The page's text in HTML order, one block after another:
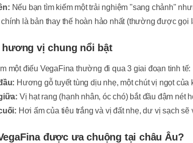
Nếu bạn tìm kiếm một trải nghiệm "sang chảnh"
là bản thay thế hoàn hảo nhất (thường được gọi
vị chung nổi bật
một điếu VegaFina thường đi qua 3 giai đoạn tinh tế:
Hương gỗ tuyết tùng dịu nhẹ, một chút vị ngọt của
Vị hạt rang (hạnh nhân, óc chó) bắt đầu đậm nét
Hơi ấm của tiêu trắng và vị đất nhẹ, dư vị sạch sẽ
được ưa chuộng tại châu Âu?